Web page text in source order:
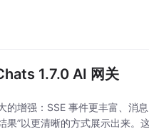
1.7.0 AI 网关
的增强：SSE 事件更丰富、消
”以更清晰的方式展示出来。